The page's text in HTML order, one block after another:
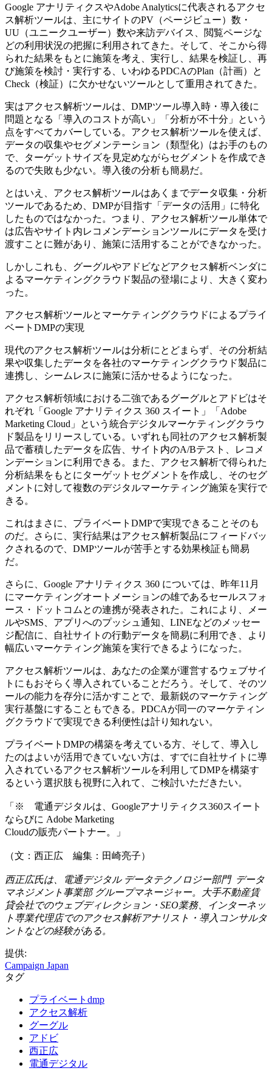
Google アナリティクスやAdobe Analyticsに代表されるアクセ
ス解析ツールは、主にサイトのPV（ページビュー）数・
UU（ユニークユーザー）数や来訪デバイス、閲覧ページな
どの利用状況の把握に利用されてきた。そして、そこから得
られた結果をもとに施策を考え、実行し、結果を検証し、再
び施策を検討・実行する、いわゆるPDCAのPlan（計画）と
Check（検証）に欠かせないツールとして重用されてきた。
実はアクセス解析ツールは、DMPツール導入時・導入後に
問題となる「導入のコストが高い」「分析が不十分」という
点をすべてカバーしている。アクセス解析ツールを使えば、
データの収集やセグメンテーション（類型化）はお手のもの
で、ターゲットサイズを見定めながらセグメントを作成でき
るので失敗も少ない。導入後の分析も簡易だ。
とはいえ、アクセス解析ツールはあくまでデータ収集・分析
ツールであるため、DMPが目指す「データの活用」に特化
したものではなかった。つまり、アクセス解析ツール単体で
は広告やサイト内レコメンデーションツールにデータを受け
渡すことに難があり、施策に活用することができなかった。
しかしこれも、グーグルやアドビなどアクセス解析ベンダに
よるマーケティングクラウド製品の登場により、大きく変わ
った。
アクセス解析ツールとマーケティングクラウドによるプライ
ベートDMPの実現
現代のアクセス解析ツールは分析にとどまらず、その分析結
果や収集したデータを各社のマーケティングクラウド製品に
連携し、シームレスに施策に活かせるようになった。
アクセス解析領域における二強であるグーグルとアドビはそ
れぞれ「Google アナリティクス 360 スイート」「Adobe
Marketing Cloud」という統合デジタルマーケティングクラウ
ド製品をリリースしている。いずれも同社のアクセス解析製
品で蓄積したデータを広告、サイト内のA/Bテスト、レコメ
ンデーションに利用できる。また、アクセス解析で得られた
分析結果をもとにターゲットセグメントを作成し、そのセグ
メントに対して複数のデジタルマーケティング施策を実行で
きる。
これはまさに、プライベートDMPで実現できることそのも
のだ。さらに、実行結果はアクセス解析製品にフィードバッ
クされるので、DMPツールが苦手とする効果検証も簡易
だ。
さらに、Google アナリティクス 360 については、昨年11月
にマーケティングオートメーションの雄であるセールスフォ
ース・ドットコムとの連携が発表された。これにより、メー
ルやSMS、アプリへのプッシュ通知、LINEなどのメッセー
ジ配信に、自社サイトの行動データを簡易に利用でき、より
幅広いマーケティング施策を実行できるようになった。
アクセス解析ツールは、あなたの企業が運営するウェブサイ
トにもおそらく導入されていることだろう。そして、そのツ
ールの能力を存分に活かすことで、最新鋭のマーケティング
実行基盤にすることもできる。PDCAが同一のマーケティン
グクラウドで実現できる利便性は計り知れない。
プライベートDMPの構築を考えている方、そして、導入し
たのはよいが活用できていない方は、すでに自社サイトに導
入されているアクセス解析ツールを利用してDMPを構築す
るという選択肢も視野に入れて、ご検討いただきたい。
「※ 電通デジタルは、Googleアナリティクス360スイート
ならびに Adobe Marketing
Cloudの販売パートナー。」
（文：西正広 編集：田崎亮子）
西正広氏は、電通デジタル データテクノロジー部門 データ
マネジメント事業部 グループマネージャー。大手不動産賃
貸会社でのウェブディレクション・SEO業務、インターネッ
ト専業代理店でのアクセス解析アナリスト・導入コンサルタ
ントなどの経験がある。
提供:
Campaign Japan
タグ
プライベートdmp
アクセス解析
グーグル
アドビ
西正広
電通デジタル